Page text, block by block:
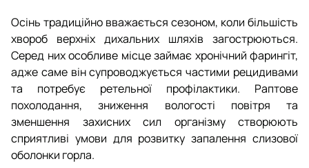
Осінь традиційно вважається сезоном, коли більшість
хвороб верхніх дихальних шляхів загострюються.
Серед них особливе місце займає хронічний фарингіт,
адже саме він супроводжується частими рецидивами
та потребує ретельної профілактики. Раптове
похолодання, зниження вологості повітря та
зменшення захисних сил організму створюють
сприятливі умови для розвитку запалення слизової
оболонки горла.